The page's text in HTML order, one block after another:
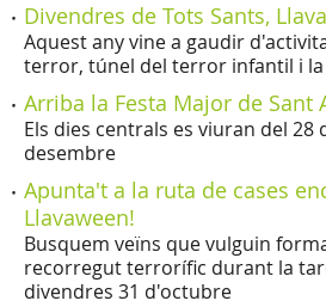
Divendres de Tots Sants,
Aquest any vine a gaudir
terror, túnel del terror infantil i la
Arriba la Festa Major de Sant
Els dies centrals es viuran del 28
desembre
Apunta't a la ruta de cases
Llavaween!
Busquem veïns que vulguin
recorregut terrorífic durant la
divendres 31 d'octubre